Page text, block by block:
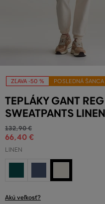
ZĽAVA -50 % POSLEDNÁ ŠANCA
TEPLÁKY GANT
SWEATPANTS LINEN
132,90 €
66,40 €
LINEN
Akú veľkosť?